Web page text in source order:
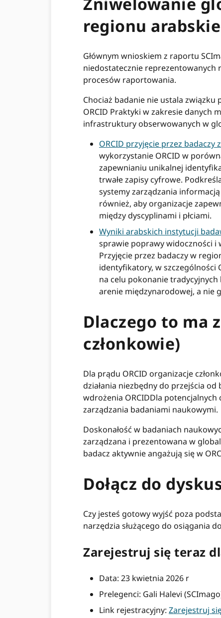
regionu
Głównym wnioskiem z raportu
niedostatecznie reprezentowanych
procesów raportowania.
Chociaż badanie nie ustala
ORCID Praktyki w zakresie danych
infrastruktury obserwowanych w
ORCID przyjęcie przez badaczy
wykorzystanie ORCID w
zapewnianiu unikalnej
trwałe zapisy cyfrowe.
systemy zarządzania
również, aby organizacje
między dyscyplinami i płciami.
Wyniki arabskich instytucji
sprawie poprawy widoczności i
Przyjęcie przez badaczy w
identyfikatory, w szczególności
na celu pokonanie
arenie międzynarodowej, a nie
Dlaczego to ma
członkowie)
Dla prądu ORCID organizacje
działania niezbędny do przejścia
wdrożenia ORCIDDla
zarządzania badaniami naukowymi.
Doskonałość w badaniach
zarządzana i prezentowana w
badacz aktywnie angażują się w
Dołącz do
Czy jesteś gotowy wyjść poza
narzędzia służącego do osiągania
Zarejestruj się teraz
Data: 23 kwietnia 2026 r
Prelegenci: Gali Halevi
Link rejestracyjny: Zarejestruj